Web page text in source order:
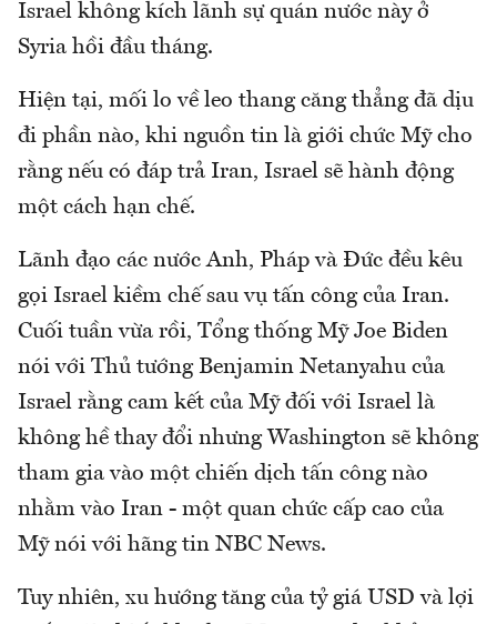
Israel không kích lãnh sự quán nước này ở
Syria hồi đầu tháng.
Hiện tại, mối lo về leo thang căng thẳng đã dịu
đi phần nào, khi nguồn tin là giới chức Mỹ cho
rằng nếu có đáp trả Iran, Israel sẽ hành động
một cách hạn chế.
Lãnh đạo các nước Anh, Pháp và Đức đều kêu
gọi Israel kiềm chế sau vụ tấn công của Iran.
Cuối tuần vừa rồi, Tổng thống Mỹ Joe Biden
nói với Thủ tướng Benjamin Netanyahu của
Israel rằng cam kết của Mỹ đối với Israel là
không hề thay đổi nhưng Washington sẽ không
tham gia vào một chiến dịch tấn công nào
nhằm vào Iran - một quan chức cấp cao của
Mỹ nói với hãng tin NBC News.
Tuy nhiên, xu hướng tăng của tỷ giá USD và lợi